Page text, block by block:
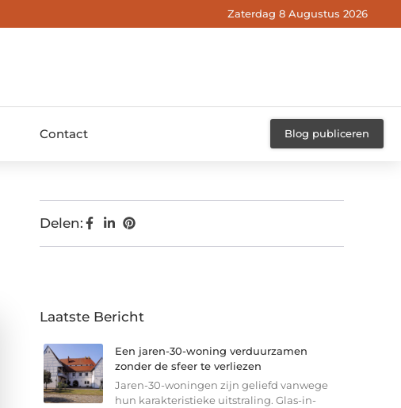
Zaterdag 8 Augustus 2026
Contact Blog publiceren
Delen:
Laatste Bericht
Een jaren-30-woning verduurzamen
zonder de sfeer te verliezen
Jaren-30-woningen zijn geliefd vanwege
hun karakteristieke uitstraling. Glas-in-